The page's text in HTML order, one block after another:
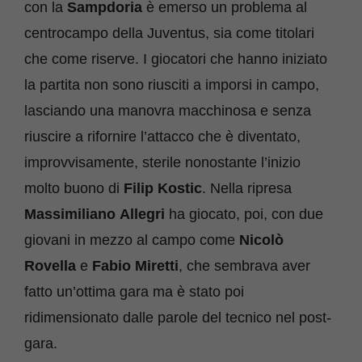
con la Sampdoria è emerso un problema al
centrocampo della Juventus, sia come titolari
che come riserve. I giocatori che hanno iniziato
la partita non sono riusciti a imporsi in campo,
lasciando una manovra macchinosa e senza
riuscire a rifornire l’attacco che è diventato,
improvvisamente, sterile nonostante l’inizio
molto buono di Filip Kostic. Nella ripresa
Massimiliano Allegri ha giocato, poi, con due
giovani in mezzo al campo come Nicolò
Rovella e Fabio Miretti, che sembrava aver
fatto un’ottima gara ma è stato poi
ridimensionato dalle parole del tecnico nel post-
gara.